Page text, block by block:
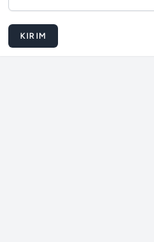
KIRIM